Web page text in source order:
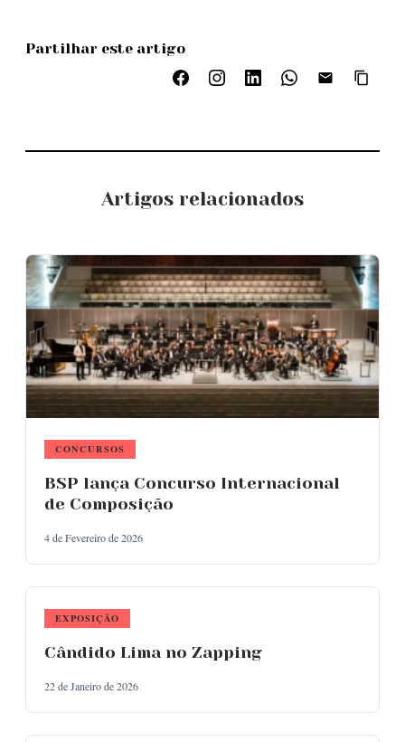
Partilhar este artigo
Artigos relacionados
CONCURSOS
BSP lança Concurso Internacional
de Composição
4 de Fevereiro de 2026
EXPOSIÇÃO
Cândido Lima no Zapping
22 de Janeiro de 2026